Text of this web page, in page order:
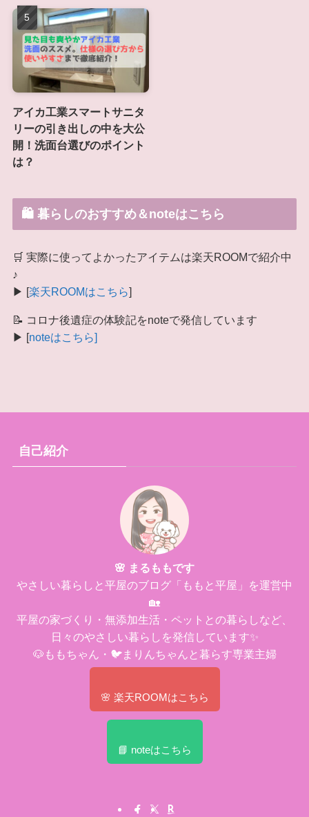
アイカ工業スマートサニタ
リーの引き出しの中を大公
開！洗面台選びのポイント
は？
🛍 暮らしのおすすめ＆noteはこちら
🛒 実際に使ってよかったアイテムは楽天ROOMで紹介中
♪
▶ [楽天ROOMはこちら]
📝 コロナ後遺症の体験記をnoteで発信しています
▶ [noteはこちら]
自己紹介
🌸 まるももです
やさしい暮らしと平屋のブログ「ももと平屋」を運営中
🏡
平屋の家づくり・無添加生活・ペットとの暮らしなど、
日々のやさしい暮らしを発信しています✨
🐶ももちゃん・🐦まりんちゃんと暮らす専業主婦
🌸 楽天ROOMはこちら
📘 noteはこちら